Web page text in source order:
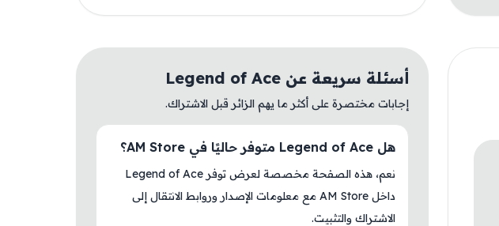
أسئلة سريعة عن Legend of Ace
إجابات مختصرة على أكثر ما يهم الزائر قبل الاشتراك.
هل Legend of Ace متوفر حاليًا في AM Store؟
نعم، هذه الصفحة مخصصة لعرض توفر Legend of Ace
داخل AM Store مع معلومات الإصدار وروابط الانتقال إلى
الاشتراك والتثبيت.